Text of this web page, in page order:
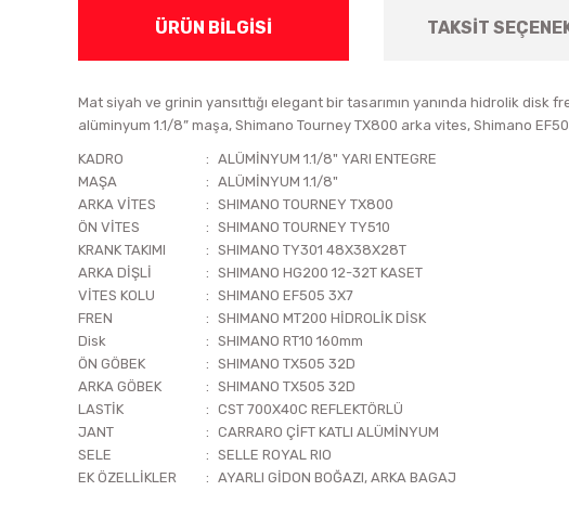
ÜRÜN BILGISI TAKSIT
Mat siyah ve grinin yansıttığı elegant bir tasarımın yanında hidrolik
alüminyum 1.1/8” maşa, Shimano Tourney TX800 arka vites, Shimano
KADRO : ALÜMİNYUM 1.1/8" YARI ENTEGRE
MAŞA
: ALÜMİNYUM 1.1/8"
ARKA VİTES
: SHIMANO TOURNEY TX800
ÖN VİTES
: SHIMANO TOURNEY TY510
KRANK TAKIMI
: SHIMANO TY301 48X38X28T
ARKA DİŞLİ
: SHIMANO HG200 12-32T KASET
VİTES KOLU
: SHIMANO EF505 3X7
FREN
: SHIMANO MT200 HİDROLİK DİSK
Disk
: SHIMANO RT10 160mm
ÖN GÖBEK
: SHIMANO TX505 32D
ARKA GÖBEK
: SHIMANO TX505 32D
LASTİK
: CST 700X40C REFLEKTÖRLÜ
JANT
: CARRARO ÇİFT KATLI ALÜMİNYUM
SELE
: SELLE ROYAL RIO
EK ÖZELLİKLER
: AYARLI GİDON BOĞAZI, ARKA BAGAJ